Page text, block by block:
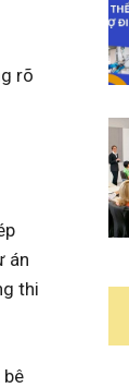
rõ
án
thi